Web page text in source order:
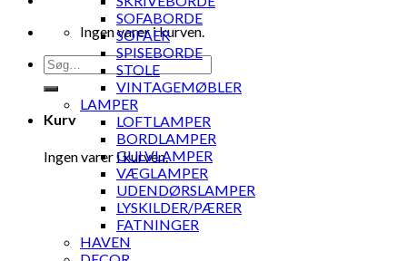
Ingen varer i kurven.
Søg
efter:
Kurv
Ingen varer i kurven.
SOFABORDE
SOFAER
SPISEBORDE
STOLE
VINTAGEMØBLER
LAMPER
LOFTLAMPER
BORDLAMPER
GULVLAMPER
VÆGLAMPER
UDENDØRSLAMPER
LYSKILDER/PÆRER
FATNINGER
HAVEN